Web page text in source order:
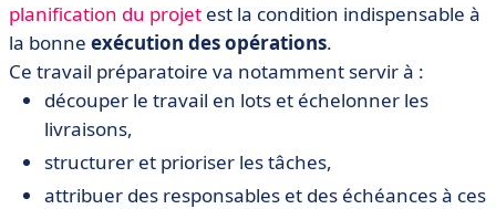
planification du projet est la condition indispensable à
la bonne exécution des opérations.
Ce travail préparatoire va notamment servir à :
découper le travail en lots et échelonner les
livraisons,
structurer et prioriser les tâches,
attribuer des responsables et des échéances à ces